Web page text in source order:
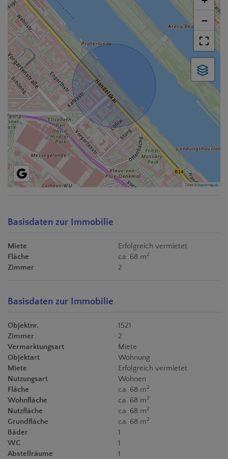
−
Tiles ©basemap.at
Basisdaten zur Immobilie
Miete
Erfolgreich vermietet
Fläche
ca. 68 m2
Zimmer 2
Basisdaten zur Immobilie
Objektnr.
1521
Zimmer
2
Vermarktungsart
Miete
Objektart
Wohnung
Miete
Erfolgreich vermietet
Nutzungsart
Wohnen
Fläche
ca. 68 m2
Wohnfläche ca. 68 m2
Nutzfläche ca. 68 m2
Grundfläche ca. 68 m2
Bäder
1
WC
1
Abstellräume
1